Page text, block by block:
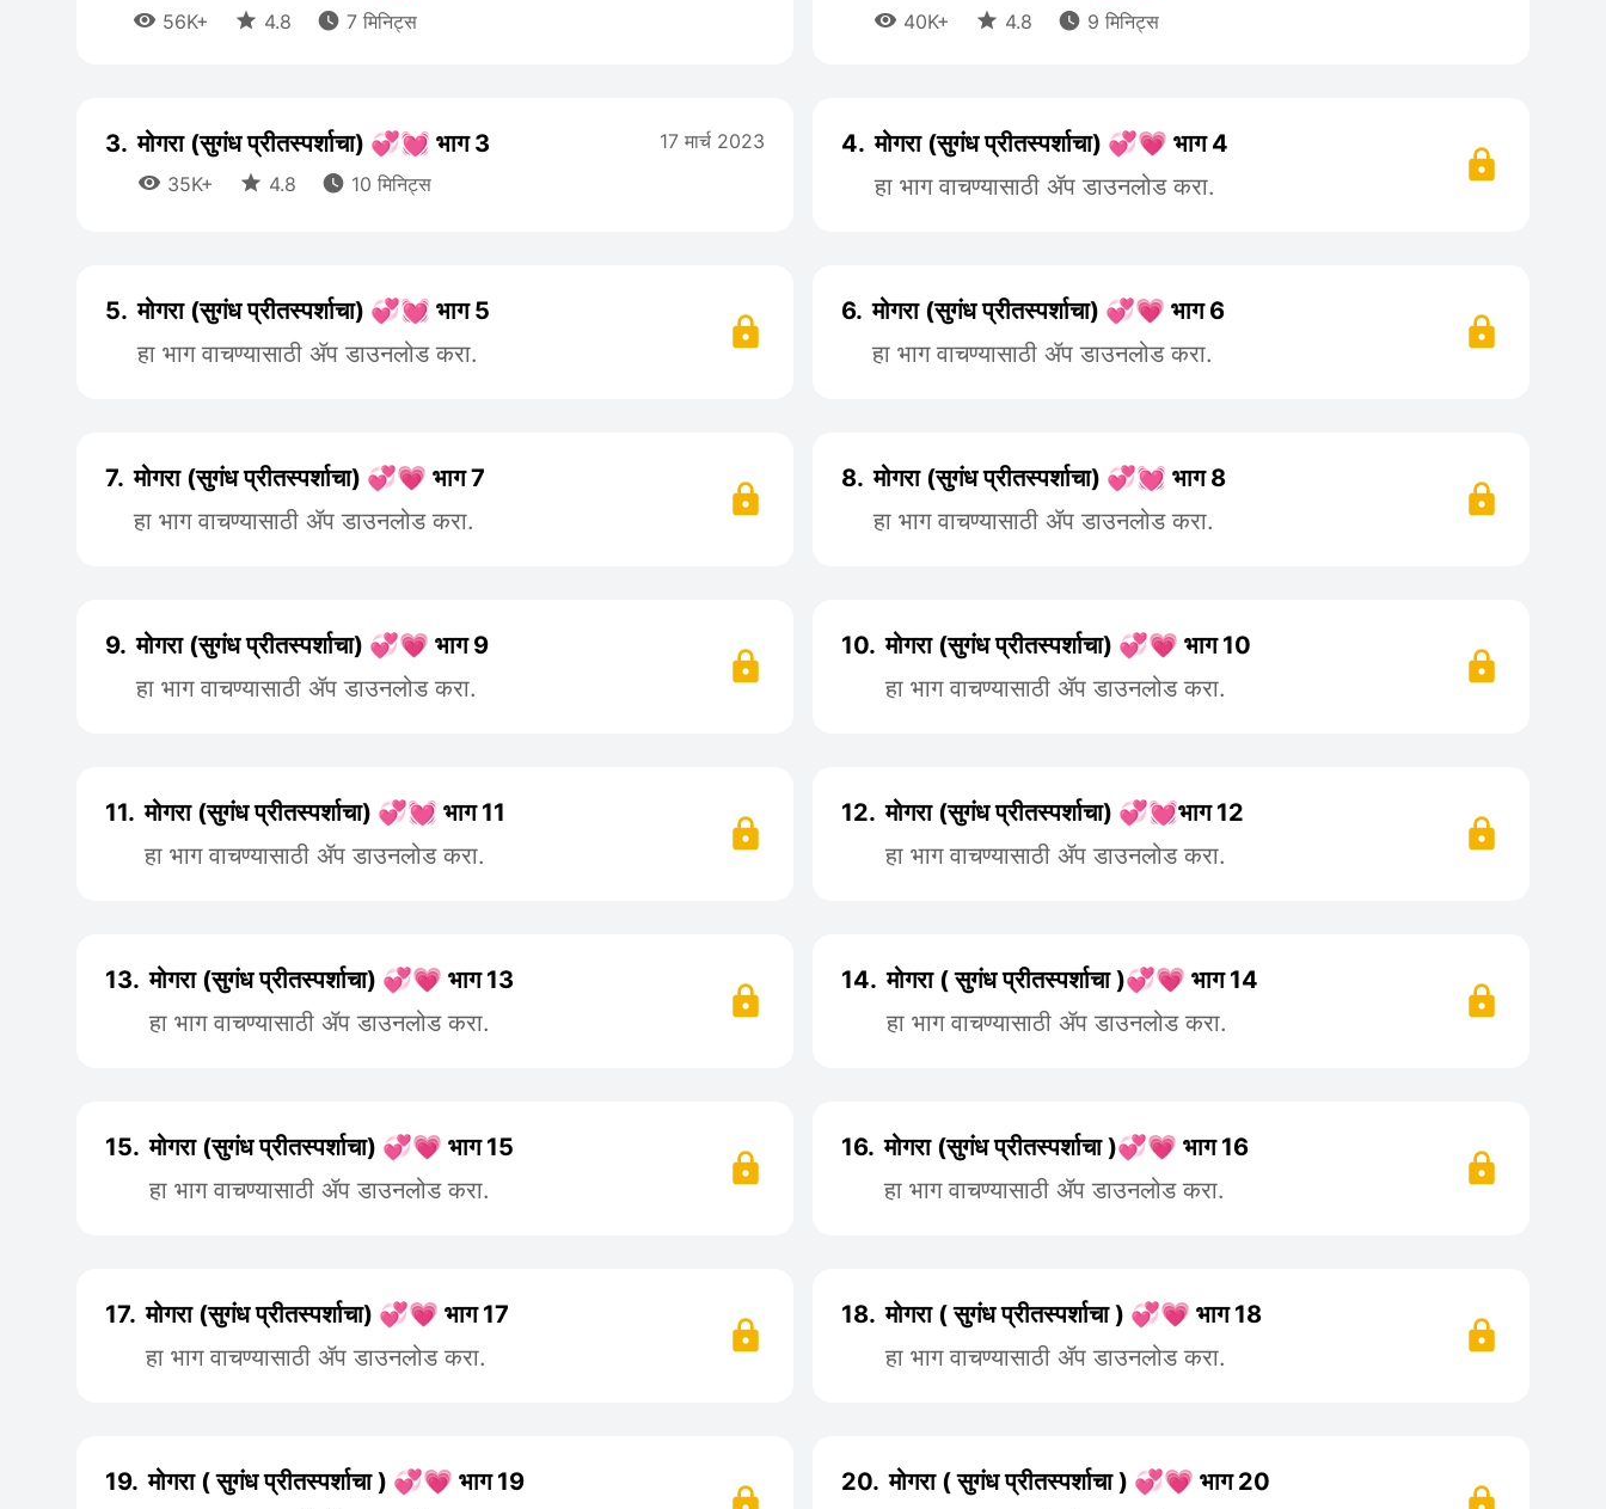
 56K+  4.8  7 मिनिट्स  40K+  4.8  9 मिनिट्स
3. मोगरा (सुगंध प्रीतस्पर्शाचा) 💞💓 भाग 3
 35K+  4.8  10 मिनिट्स
17 मार्च 2023 4. मोगरा (सुगंध प्रीतस्पर्शाचा) 💞💗 भाग 4
हा भाग वाचण्यासाठी ॲप डाउनलोड करा.
5. मोगरा (सुगंध प्रीतस्पर्शाचा) 💞💓 भाग 5
हा भाग वाचण्यासाठी ॲप डाउनलोड करा.
6. मोगरा (सुगंध प्रीतस्पर्शाचा) 💞💗 भाग 6
हा भाग वाचण्यासाठी ॲप डाउनलोड करा.
7. मोगरा (सुगंध प्रीतस्पर्शाचा) 💞💗 भाग 7
हा भाग वाचण्यासाठी ॲप डाउनलोड करा.
8. मोगरा (सुगंध प्रीतस्पर्शाचा) 💞💓 भाग 8
हा भाग वाचण्यासाठी ॲप डाउनलोड करा.
9. मोगरा (सुगंध प्रीतस्पर्शाचा) 💞💗 भाग 9
हा भाग वाचण्यासाठी ॲप डाउनलोड करा.
10. मोगरा (सुगंध प्रीतस्पर्शाचा) 💞💗 भाग 10
हा भाग वाचण्यासाठी ॲप डाउनलोड करा.
11. मोगरा (सुगंध प्रीतस्पर्शाचा) 💞💓 भाग 11
हा भाग वाचण्यासाठी ॲप डाउनलोड करा.
12. मोगरा (सुगंध प्रीतस्पर्शाचा) 💞💓भाग 12
हा भाग वाचण्यासाठी ॲप डाउनलोड करा.
13. मोगरा (सुगंध प्रीतस्पर्शाचा) 💞💗 भाग 13
हा भाग वाचण्यासाठी ॲप डाउनलोड करा.
14. मोगरा ( सुगंध प्रीतस्पर्शाचा )💞💗 भाग 14
हा भाग वाचण्यासाठी ॲप डाउनलोड करा.
15. मोगरा (सुगंध प्रीतस्पर्शाचा) 💞💗 भाग 15
हा भाग वाचण्यासाठी ॲप डाउनलोड करा.
16. मोगरा (सुगंध प्रीतस्पर्शाचा )💞💗 भाग 16
हा भाग वाचण्यासाठी ॲप डाउनलोड करा.
17. मोगरा (सुगंध प्रीतस्पर्शाचा) 💞💗 भाग 17
हा भाग वाचण्यासाठी ॲप डाउनलोड करा.
18. मोगरा ( सुगंध प्रीतस्पर्शाचा ) 💞💗 भाग 18
हा भाग वाचण्यासाठी ॲप डाउनलोड करा.
19. मोगरा ( सुगंध प्रीतस्पर्शाचा ) 💞💗 भाग 19
20. मोगरा ( सुगंध प्रीतस्पर्शाचा ) 💞💗 भाग 20